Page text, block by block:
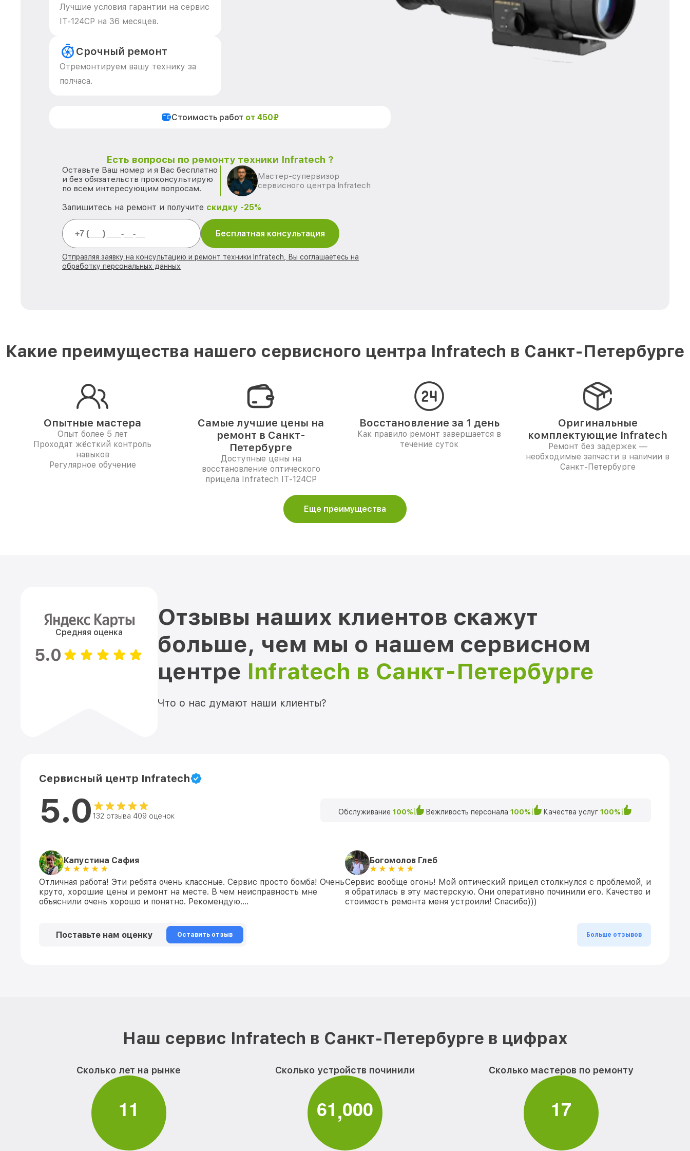
Лучшие условия гарантии на сервис
IT-124CP на 36 месяцев.
Срочный ремонт
Отремонтируем вашу технику за
полчаса.
Стоимость работ от 450₽
Есть вопросы по ремонту техники Infratech ?
Оставьте Ваш номер и я Вас бесплатно
и без обязательств проконсультирую
по всем интересующим вопросам.
Мастер-супервизор
сервисного центра Infratech
Запишитесь на ремонт и получите скидку -25%
Бесплатная консультация
Отправляя заявку на консультацию и ремонт техники Infratech, Вы соглашаетесь на
обработку персональных данных
Какие преимущества нашего сервисного центра Infratech в Санкт-Петербурге
Опытные мастера
Опыт более 5 лет
Проходят жёсткий контроль
навыков
Регулярное обучение
Самые лучшие цены на
ремонт в Санкт-
Петербурге
Доступные цены на
восстановление оптического
прицела Infratech IT-124CP
Восстановление за 1 день
Как правило ремонт завершается в
течение суток
Оригинальные
комплектующие Infratech
Ремонт без задержек —
необходимые запчасти в наличии в
Санкт-Петербурге
Еще преимущества
Средняя оценка
5.0
Отзывы наших клиентов скажут
больше, чем мы о нашем сервисном
центре Infratech в Санкт-Петербурге
Что о нас думают наши клиенты?
Сервисный центр Infratech
5.0 132 отзыва 409 оценок Обслуживание 100% Вежливость персонала 100% Качества услуг 100%
Капустина Сафия
Отличная работа! Эти ребята очень классные. Сервис просто бомба! Очень
круто, хорошие цены и ремонт на месте. В чем неисправность мне
объяснили очень хорошо и понятно. Рекомендую….
Богомолов Глеб
Сервис вообще огонь! Мой оптический прицел столкнулся с проблемой, и
я обратилась в эту мастерскую. Они оперативно починили его. Качество и
стоимость ремонта меня устроили! Спасибо)))
Поставьте нам оценку Оставить отзыв Больше отзывов
Наш сервис Infratech в Санкт-Петербурге в цифрах
Сколько лет на рынке
11
Сколько устройств починили
61,000
Сколько мастеров по ремонту
17